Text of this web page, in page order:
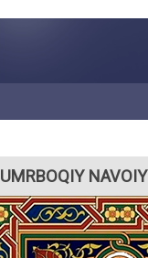
UMRBOQIY NAVOIY